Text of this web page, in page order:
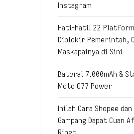
Instagram
Hati-hati! 22
Diblokir Pemerintah,
Maskapainya di Sini
Baterai 7.000mAh &
Moto G77 Power
Inilah Cara Shopee
Gampang Dapat Cuan